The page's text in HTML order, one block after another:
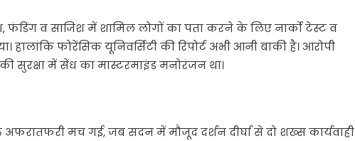
व साजिश में शामिल लोगों का पता करने के लिए नार्को टेस्ट व
हालांकि फोरेंसिक यूनिवर्सिटी की रिपोर्ट अभी आनी बाकी है। आरोपी
सुरक्षा में सेंध का मास्टरमाइंड मनोरंजन था।
मच गई, जब सदन में मौजूद दर्शन दीर्घा से दो शख्स कार्यवाही